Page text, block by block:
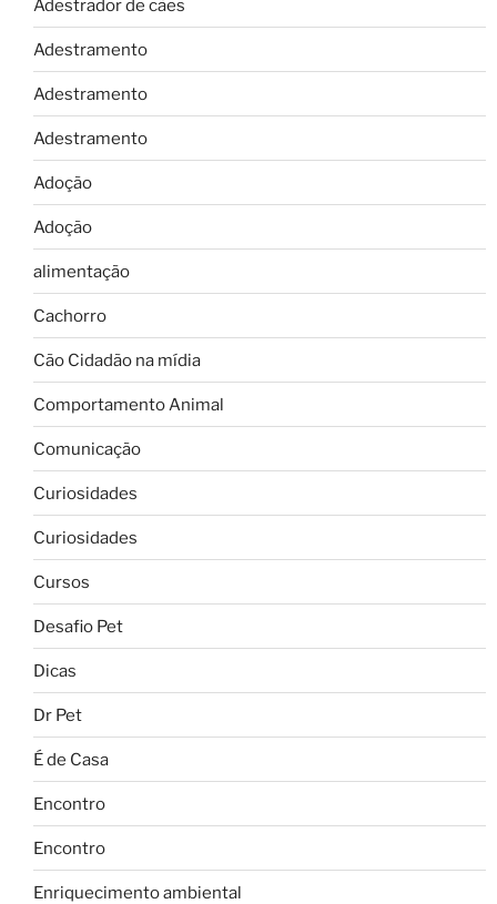
Adestrador de cães
Adestramento
Adestramento
Adestramento
Adoção
Adoção
alimentação
Cachorro
Cão Cidadão na mídia
Comportamento Animal
Comunicação
Curiosidades
Curiosidades
Cursos
Desafio Pet
Dicas
Dr Pet
É de Casa
Encontro
Encontro
Enriquecimento ambiental